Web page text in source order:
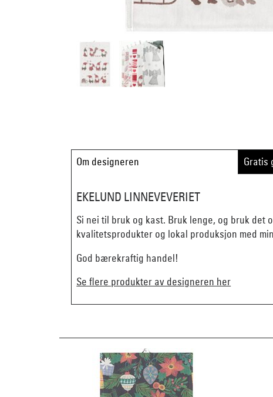
Om designeren Gratis
EKELUND LINNEVEVERIET
Si nei til bruk og kast. Bruk lenge, og bruk det
kvalitetsprodukter og lokal produksjon med
God bærekraftig handel!
Se flere produkter av designeren her